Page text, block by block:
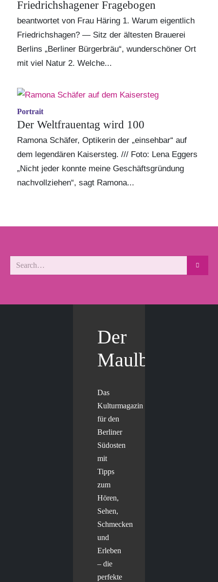
Friedrichshagener Fragebogen
beantwortet von Frau Häring 1. Warum eigentlich
Friedrichshagen? — Sitz der ältesten Brauerei
Berlins „Berliner Bürgerbräu“, wunderschöner Ort
mit viel Natur 2. Welche...
Portrait
Der Weltfrauentag wird 100
Ramona Schäfer, Optikerin der „einsehbar“ auf
dem legendären Kaisersteg. /// Foto: Lena Eggers
„Nicht jeder konnte meine Geschäftsgründung
nachvollziehen“, sagt Ramona...
Der
Maulbär
Das
Kulturmagazin
für den
Berliner
Südosten
mit
Tipps
zum
Hören,
Sehen,
Schmecken
und
Erleben
– die
perfekte